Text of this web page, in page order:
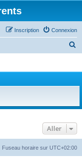
Connexion
Inscription
e
r
Aller
Fuseau horaire sur UTC+02:00